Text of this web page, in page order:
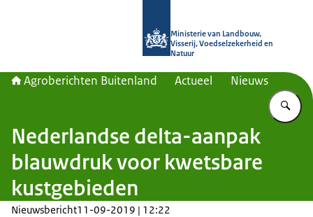
Ministerie van Landbouw,
Visserij, Voedselzekerheid en
Natuur
Agroberichten Buitenland Actueel Nieuws
Nederlandse delta-aanpak
blauwdruk voor kwetsbare
kustgebieden
Nieuwsbericht11-09-2019 | 12:22